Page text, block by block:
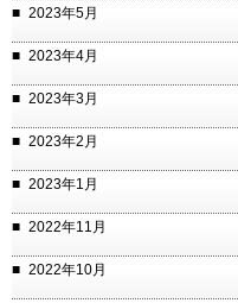
2023年5月
2023年4月
2023年3月
2023年2月
2023年1月
2022年11月
2022年10月